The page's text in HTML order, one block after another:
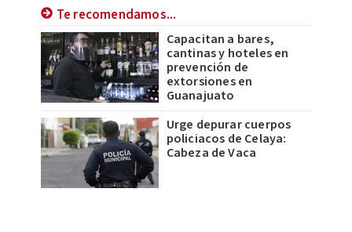
Te recomendamos...
Capacitan a bares,
cantinas y hoteles en
prevención de
extorsiones en
Guanajuato
Urge depurar cuerpos
policiacos de Celaya:
Cabeza de Vaca